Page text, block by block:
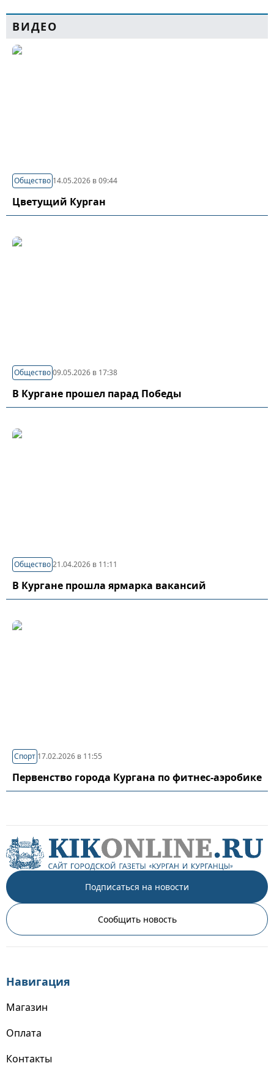
ВИДЕО
Общество 14.05.2026 в 09:44
Цветущий Курган
Общество09.05.2026 в 17:38
В Кургане прошел парад Победы
Общество21.04.2026 в 11:11
В Кургане прошла ярмарка вакансий
Спорт 17.02.2026 в 11:55
Первенство города Кургана по фитнес-аэробике
Подписаться на новости
Сообщить новость
Навигация
Магазин
Оплата
Контакты